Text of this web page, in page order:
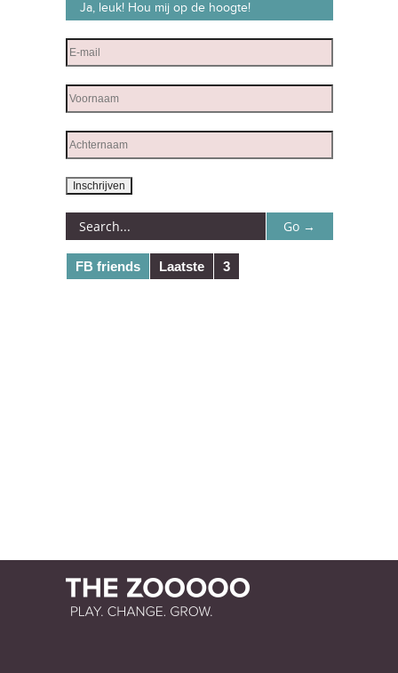
Ja, leuk! Hou mij op de hoogte!
FB friends Laatste 3